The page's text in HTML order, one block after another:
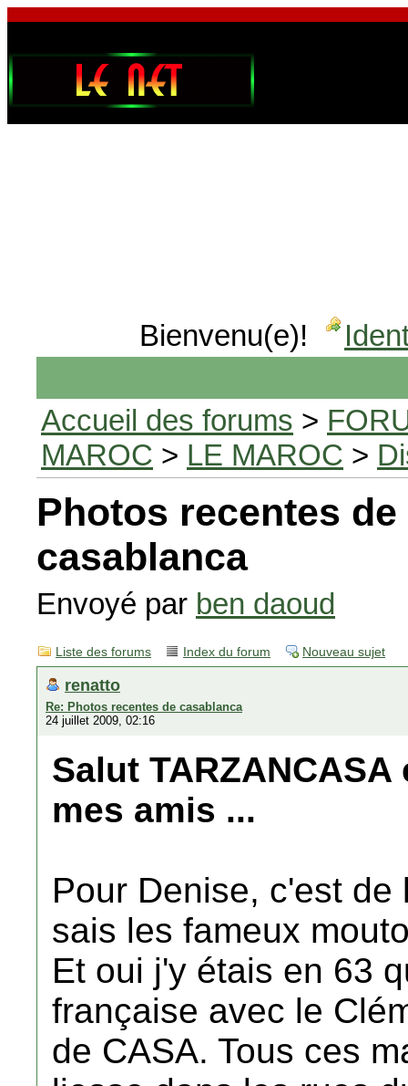
Bienvenu(e)!
Accueil des forums >
MAROC > LE MAROC >
Photos recentes de
casablanca
Envoyé par ben daoud
Liste des forums Index du forum Nouveau sujet
renatto
Re: Photos recentes de casablanca
24 juillet 2009, 02:16
Salut
mes amis ...
Pour Denise, c'est de
sais les fameux
Et oui j'y étais en 63
française avec le
de CASA. Tous ces